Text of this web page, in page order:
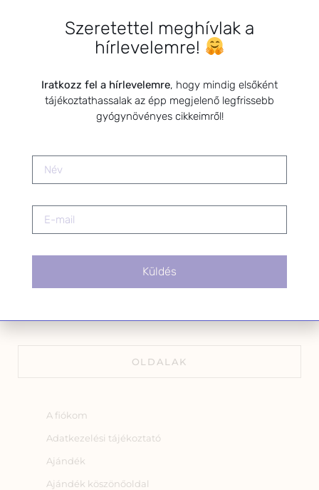
HÍRLEVÉL FELIRATKOZÁS
Kérlek a feliratkozáshoz fogadd el
Hozzájárulok, hogy az
hírleveleket küldjön nekem.
A hírlevélről bármikor
OLDALAK
A fiókom
Adatkezelési tájékoztató
Ajándék
Ajándék köszönőoldal
Szeretettel meghívlak a
hírlevelemre!
Iratkozz fel a hírlevelemre, hogy mindig elsőként
tájékoztathassalak az épp megjelenő legfrissebb
gyógynövényes cikkeimről!
Küldés